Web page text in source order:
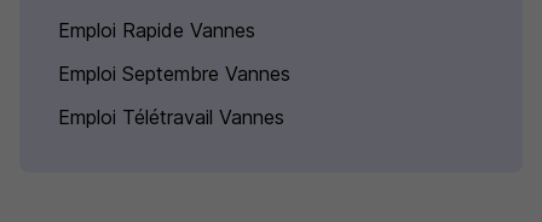
Emploi Rapide Vannes
Emploi Septembre Vannes
Emploi Télétravail Vannes